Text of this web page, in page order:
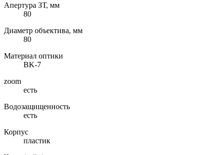
Апертура ЗТ, мм
80
Диаметр объектива, мм
80
Материал оптики
BK-7
zoom
есть
Водозащищенность
есть
Корпус
пластик